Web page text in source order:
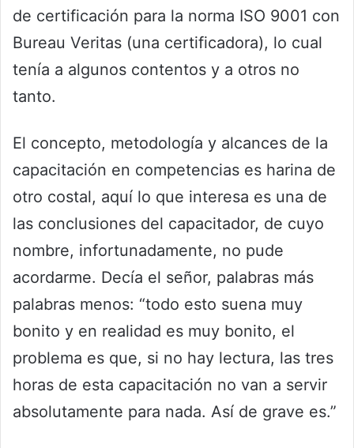
de certificación para la norma ISO 9001 con
Bureau Veritas (una certificadora), lo cual
tenía a algunos contentos y a otros no
tanto.
El concepto, metodología y alcances de la
capacitación en competencias es harina de
otro costal, aquí lo que interesa es una de
las conclusiones del capacitador, de cuyo
nombre, infortunadamente, no pude
acordarme. Decía el señor, palabras más
palabras menos: “todo esto suena muy
bonito y en realidad es muy bonito, el
problema es que, si no hay lectura, las tres
horas de esta capacitación no van a servir
absolutamente para nada. Así de grave es.”